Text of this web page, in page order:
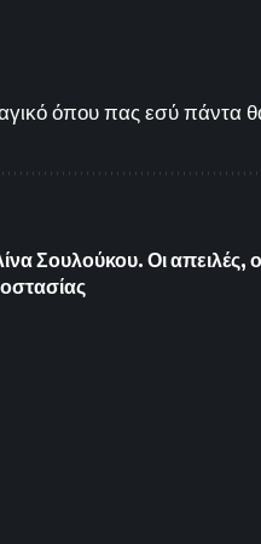
όπου πας εσύ
Σουλούκου. Οι απειλές,